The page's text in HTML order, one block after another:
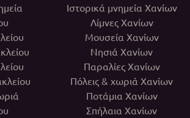
Ιστορικά μνημεία Χανίων
Λίμνες Χανίων
Μουσεία Χανίων
Νησιά Χανίων
Παραλίες Χανίων
Πόλεις & χωριά Χανίων
Ποτάμια Χανίων
Σπήλαια Χανίων